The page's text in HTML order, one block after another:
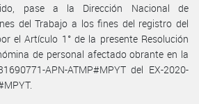
pase a la Dirección Nacional de
del Trabajo a los fines del registro del
el Artículo 1° de la presente Resolución
de personal afectado obrante en la
APN-ATMP#MPYT del EX-2020-